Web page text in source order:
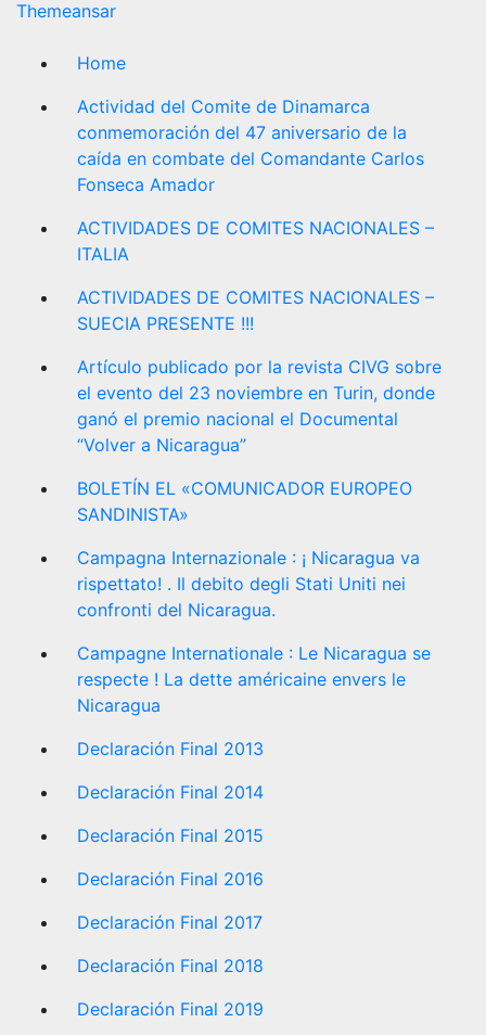
Themeansar
Home
Actividad del Comite de Dinamarca
conmemoración del 47 aniversario de la
caída en combate del Comandante Carlos
Fonseca Amador
ACTIVIDADES DE COMITES NACIONALES –
ITALIA
ACTIVIDADES DE COMITES NACIONALES –
SUECIA PRESENTE !!!
Artículo publicado por la revista CIVG sobre
el evento del 23 noviembre en Turin, donde
ganó el premio nacional el Documental
“Volver a Nicaragua”
BOLETÍN EL «COMUNICADOR EUROPEO
SANDINISTA»
Campagna Internazionale : ¡ Nicaragua va
rispettato! . Il debito degli Stati Uniti nei
confronti del Nicaragua.
Campagne Internationale : Le Nicaragua se
respecte ! La dette américaine envers le
Nicaragua
Declaración Final 2013
Declaración Final 2014
Declaración Final 2015
Declaración Final 2016
Declaración Final 2017
Declaración Final 2018
Declaración Final 2019